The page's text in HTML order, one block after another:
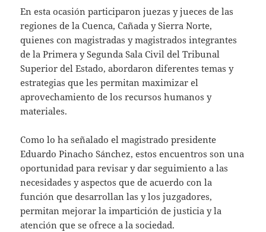
En esta ocasión participaron juezas y jueces de las
regiones de la Cuenca, Cañada y Sierra Norte,
quienes con magistradas y magistrados integrantes
de la Primera y Segunda Sala Civil del Tribunal
Superior del Estado, abordaron diferentes temas y
estrategias que les permitan maximizar el
aprovechamiento de los recursos humanos y
materiales.
Como lo ha señalado el magistrado presidente
Eduardo Pinacho Sánchez, estos encuentros son una
oportunidad para revisar y dar seguimiento a las
necesidades y aspectos que de acuerdo con la
función que desarrollan las y los juzgadores,
permitan mejorar la impartición de justicia y la
atención que se ofrece a la sociedad.